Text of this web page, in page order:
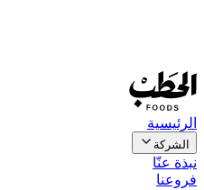
الرئيسية
الشركة
نبذة عنّا
فروعنا